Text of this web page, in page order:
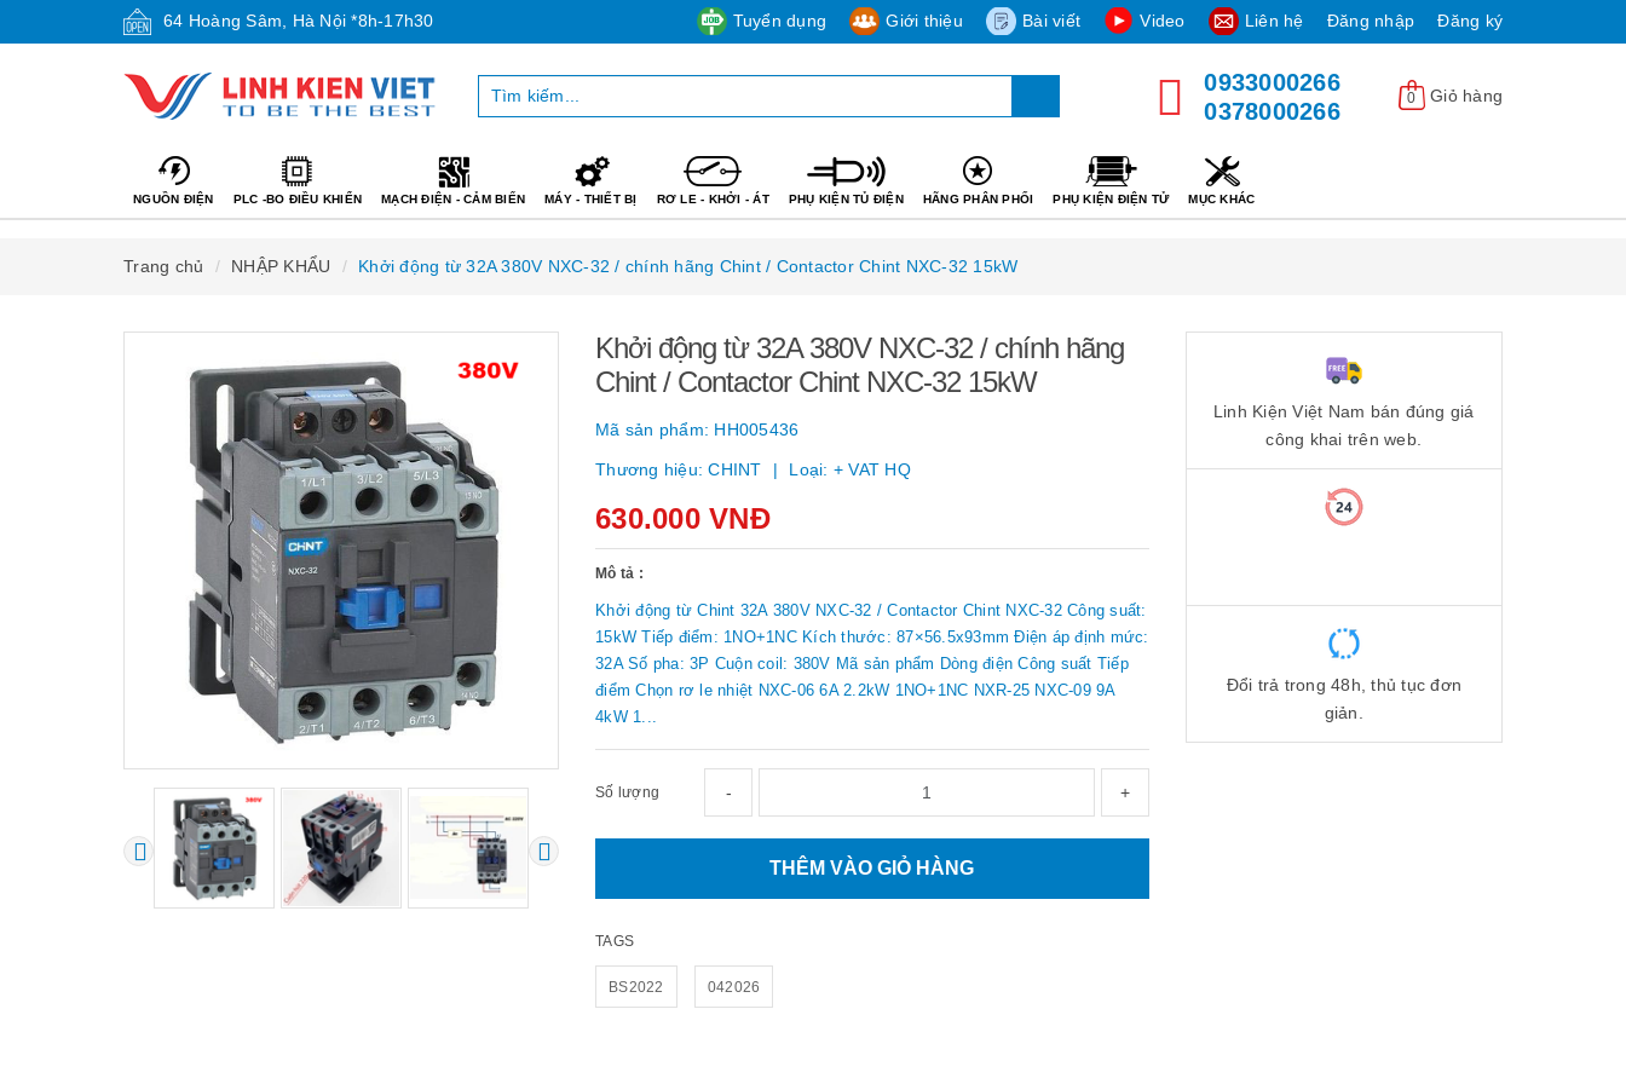
64 Hoàng Sâm, Hà Nội *8h-17h30 Tuyển dụng Giới thiệu Bài viết Video Liên hệ Đăng nhập Đăng ký
0933000266
0378000266
0 Giỏ hàng
NGUỒN ĐIỆN PLC -BO ĐIỀU KHIỂN MẠCH ĐIỆN - CẢM BIẾN MÁY - THIẾT BỊ RƠ LE - KHỞI - ÁT PHỤ KIỆN TỦ ĐIỆN HÃNG PHÂN PHỐI PHỤ KIỆN ĐIỆN TỬ MỤC KHÁC
Trang chủ NHẬP KHẨU Khởi động từ 32A 380V NXC-32 / chính hãng Chint / Contactor Chint NXC-32 15kW
Khởi động từ 32A 380V NXC-32 / chính hãng
Chint / Contactor Chint NXC-32 15kW
Mã sản phẩm: HH005436
Thương hiệu:CHINT Loại: + VAT HQ
630.000 VNĐ
Mô tả :
Khởi động từ Chint 32A 380V NXC-32 / Contactor Chint NXC-32 Công suất:
15kW Tiếp điểm: 1NO+1NC Kích thước: 87×56.5x93mm Điện áp định mức:
32A Số pha: 3P Cuộn coil: 380V Mã sản phẩm Dòng điện Công suất Tiếp
điểm Chọn rơ le nhiệt NXC-06 6A 2.2kW 1NO+1NC NXR-25 NXC-09 9A
4kW 1...
Số lượng - +
THÊM VÀO GIỎ HÀNG
TAGS
BS2022 042026
Linh Kiện Việt Nam bán đúng giá
công khai trên web.
Đổi trả trong 48h, thủ tục đơn
giản.